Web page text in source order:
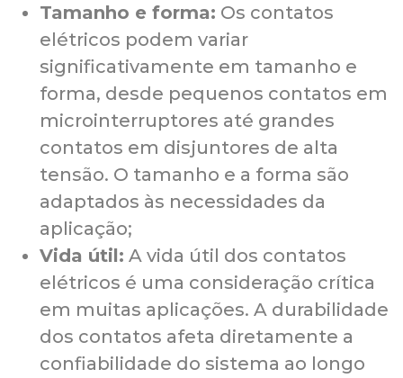
Tamanho e forma: Os contatos
elétricos podem variar
significativamente em tamanho e
forma, desde pequenos contatos em
microinterruptores até grandes
contatos em disjuntores de alta
tensão. O tamanho e a forma são
adaptados às necessidades da
aplicação;
Vida útil: A vida útil dos contatos
elétricos é uma consideração crítica
em muitas aplicações. A durabilidade
dos contatos afeta diretamente a
confiabilidade do sistema ao longo